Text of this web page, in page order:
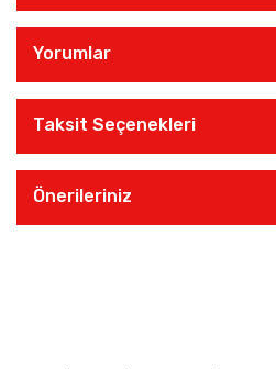
Yorumlar
Taksit Seçenekleri
Önerileriniz